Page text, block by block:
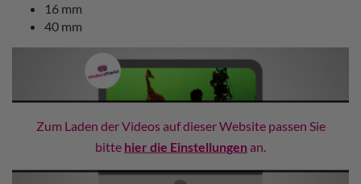
16 mm
40 mm
Zum Laden der Videos auf dieser Website passen Sie
bitte hier die Einstellungenan.